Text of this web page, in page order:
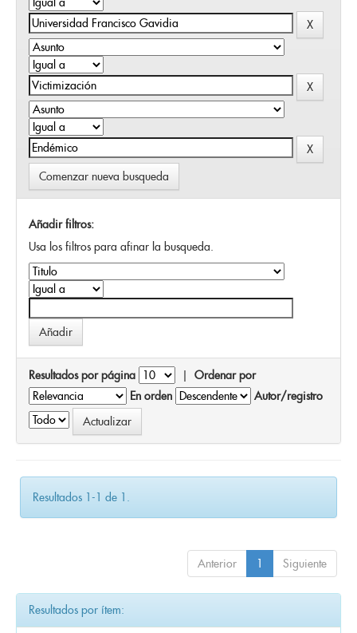
Comenzar nueva busqueda
Añadir filtros:
Usa los filtros para afinar la busqueda.
Resultados por página | Ordenar por
En orden
Autor/registro
Resultados 1-1 de 1.
Anterior 1 Siguiente
Resultados por ítem: